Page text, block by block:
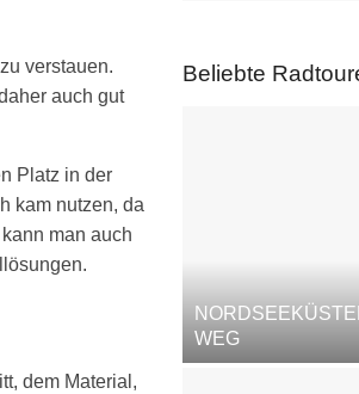
verstauen.
auch gut
Platz in der
kam nutzen, da
man auch
dem Material,
Beliebte
WEG